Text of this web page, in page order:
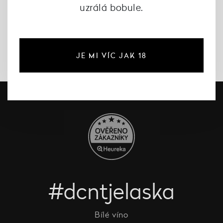
#dcntjelaska
Bílé víno
uzrálá bobule.
JE MI VÍC JAK 18